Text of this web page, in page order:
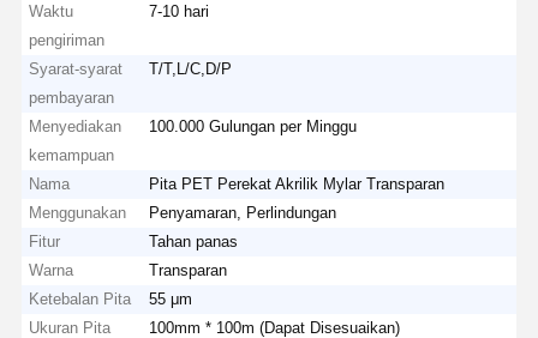
Waktu
pengiriman
7-10 hari
Syarat-syarat
pembayaran
T/T,L/C,D/P
Menyediakan
kemampuan
100.000 Gulungan per Minggu
Nama
Pita PET Perekat Akrilik Mylar Transparan
Menggunakan
Penyamaran, Perlindungan
Fitur
Tahan panas
Warna
Transparan
Ketebalan Pita
55 μm
Ukuran Pita
100mm * 100m (Dapat Disesuaikan)